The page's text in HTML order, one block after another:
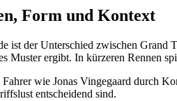
Form und Kontext
ist der Unterschied zwischen Grand
Muster ergibt. In kürzeren Rennen
wie Jonas Vingegaard durch
entscheidend sind.